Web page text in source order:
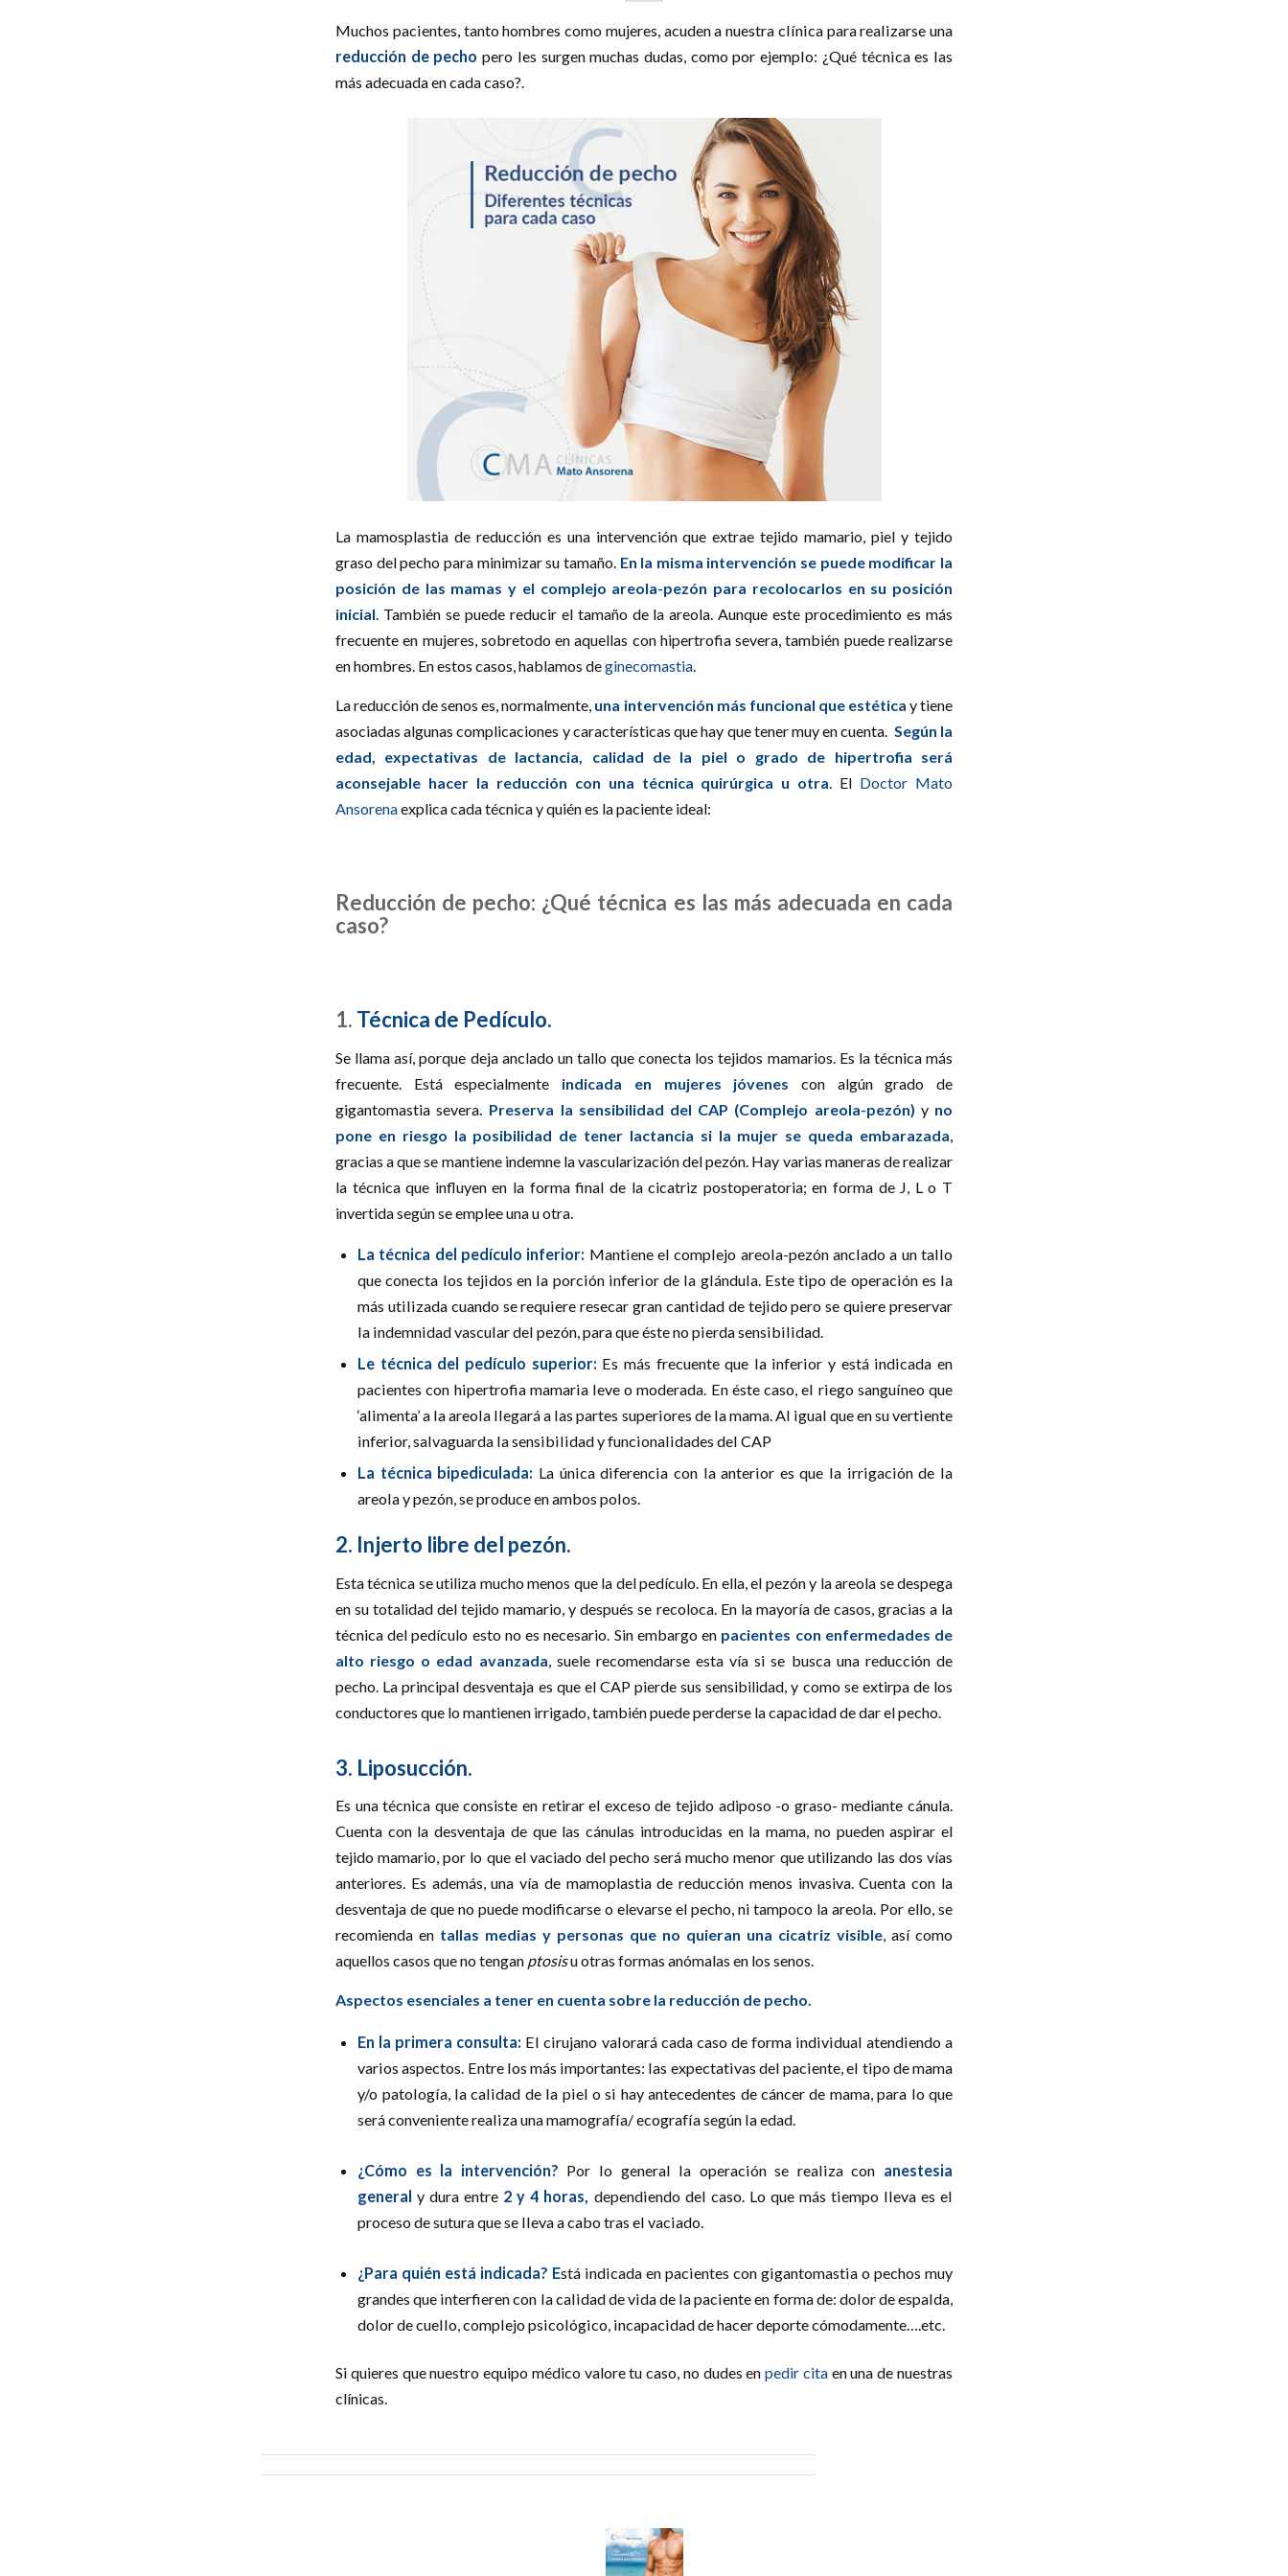
Muchos pacientes, tanto hombres como mujeres, acuden a nuestra clínica para realizarse una
reducción de pecho pero les surgen muchas dudas, como por ejemplo: ¿Qué técnica es las
más adecuada en cada caso?.
La mamosplastia de reducción es una intervención que extrae tejido mamario, piel y tejido
graso del pecho para minimizar su tamaño. En la misma intervención se puede modificar la
posición de las mamas y el complejo areola-pezón para recolocarlos en su posición
inicial. También se puede reducir el tamaño de la areola. Aunque este procedimiento es más
frecuente en mujeres, sobretodo en aquellas con hipertrofia severa, también puede realizarse
en hombres. En estos casos, hablamos deginecomastia.
La reducción de senos es, normalmente, una intervención más funcional que estética y tiene
asociadas algunas complicaciones y características que hay que tener muy en cuenta. Según la
edad, expectativas de lactancia, calidad de la piel o grado de hipertrofia será
aconsejable hacer la reducción con una técnica quirúrgica u otra . El Doctor Mato
Ansorenaexplica cada técnica y quién es la paciente ideal:
Reducción de pecho: ¿Qué técnica es las más adecuada en cada
caso?
1. Técnica de Pedículo.
Se llama así, porque deja anclado un tallo que conecta los tejidos mamarios. Es la técnica más
frecuente. Está especialmente indicada en mujeres jóvenes con algún grado de
gigantomastia severa . Preserva la sensibilidad del CAP (Complejo areola-pezón) y no
pone en riesgo la posibilidad de tener lactancia si la mujer se queda embarazada
gracias a que se mantiene indemne la vascularización del pezón. Hay varias maneras de realizar
la técnica que influyen en la forma final de la cicatriz postoperatoria; en forma de J, L o T
invertida según se emplee una u otra.
La técnica del pedículo inferior: Mantiene el complejo areola-pezón anclado a un tallo
que conecta los tejidos en la porción inferior de la glándula. Este tipo de operación es la
más utilizada cuando se requiere resecar gran cantidad de tejido pero se quiere preservar
la indemnidad vascular del pezón, para que éste no pierda sensibilidad.
Le técnica del pedículo superior: Es más frecuente que la inferior y está indicada en
pacientes con hipertrofia mamaria leve o moderada. En éste caso, el riego sanguíneo que
‘alimenta’ a la areola llegará a las partes superiores de la mama. Al igual que en su vertiente
inferior, salvaguarda la sensibilidad y funcionalidades del CAP
La técnica bipediculada: La única diferencia con la anterior es que la irrigación de la
areola y pezón, se produce en ambos polos.
2. Injerto libre del pezón.
Esta técnica se utiliza mucho menos que la del pedículo. En ella, el pezón y la areola se despega
en su totalidad del tejido mamario, y después se recoloca. En la mayoría de casos, gracias a la
técnica del pedículo esto no es necesario. Sin embargo en pacientes con enfermedades de
alto riesgo o edad avanzada , suele recomendarse esta vía si se busca una reducción de
pecho. La principal desventaja es que el CAP pierde sus sensibilidad, y como se extirpa de los
conductores que lo mantienen irrigado, también puede perderse la capacidad de dar el pecho.
3. Liposucción.
Es una técnica que consiste en retirar el exceso de tejido adiposo -o graso- mediante cánula.
Cuenta con la desventaja de que las cánulas introducidas en la mama, no pueden aspirar el
tejido mamario, por lo que el vaciado del pecho será mucho menor que utilizando las dos vías
anteriores. Es además, una vía de mamoplastia de reducción menos invasiva. Cuenta con la
desventaja de que no puede modificarse o elevarse el pecho, ni tampoco la areola. Por ello, se
recomienda en tallas medias y personas que no quieran una cicatriz visible, así como
aquellos casos que no tengan ptosisu otras formas anómalas en los senos.
Aspectos esenciales a tener en cuenta sobre la reducción de pecho.
En la primera consulta: El cirujano valorará cada caso de forma individual atendiendo a
varios aspectos. Entre los más importantes: las expectativas del paciente, el tipo de mama
y/o patología, la calidad de la piel o si hay antecedentes de cáncer de mama, para lo que
será conveniente realiza una mamografía/ ecografía según la edad.
¿Cómo es la intervención? Por lo general la operación se realiza con anestesia
generaly dura entre 2 y 4 horas, dependiendo del caso. Lo que más tiempo lleva es el
proceso de sutura que se lleva a cabo tras el vaciado.
¿Para quién está indicada? Está indicada en pacientes con gigantomastia o pechos muy
grandes que interfieren con la calidad de vida de la paciente en forma de: dolor de espalda,
dolor de cuello, complejo psicológico, incapacidad de hacer deporte cómodamente….etc.
Si quieres que nuestro equipo médico valore tu caso, no dudes enpedir citaen una de nuestras
clínicas.